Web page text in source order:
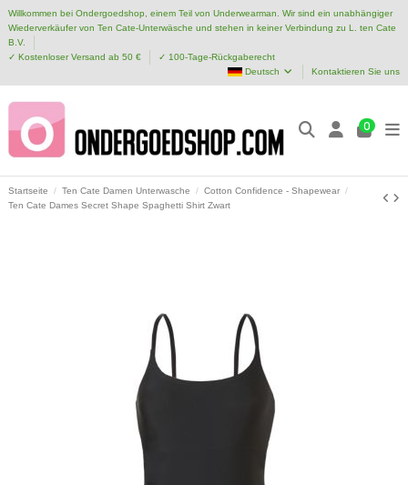
Willkommen bei Ondergoedshop, einem Teil von Underwearman. Wir sind ein unabhängiger
Wiederverkäufer von Ten Cate-Unterwäsche und stehen in keiner Verbindung zu L. ten Cate
B.V.
✓ Kostenloser Versand ab 50 €
✓ 100-Tage-Rückgaberecht
Deutsch
Kontaktieren Sie uns
0
Startseite Ten Cate Damen Unterwasche
Cotton Confidence - Shapewear
Ten Cate Dames Secret Shape Spaghetti Shirt Zwart